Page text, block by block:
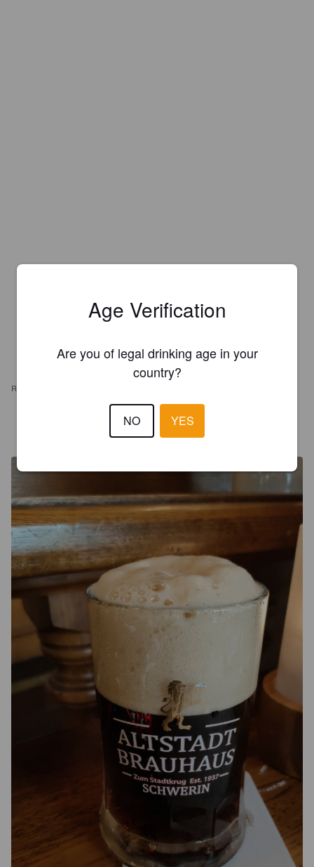
REVIEWS
@ Altstadtbrauhaus
Age Verification
Are you of legal drinking age in your
country?
NO YES